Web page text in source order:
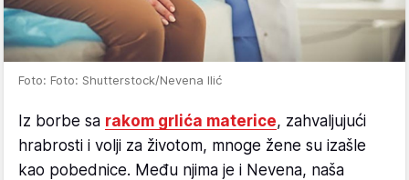
Foto: Foto: Shutterstock/Nevena Ilić
Iz borbe sa rakom grlića materice, zahvaljujući
hrabrosti i volji za životom, mnoge žene su izašle
kao pobednice. Među njima je i Nevena, naša